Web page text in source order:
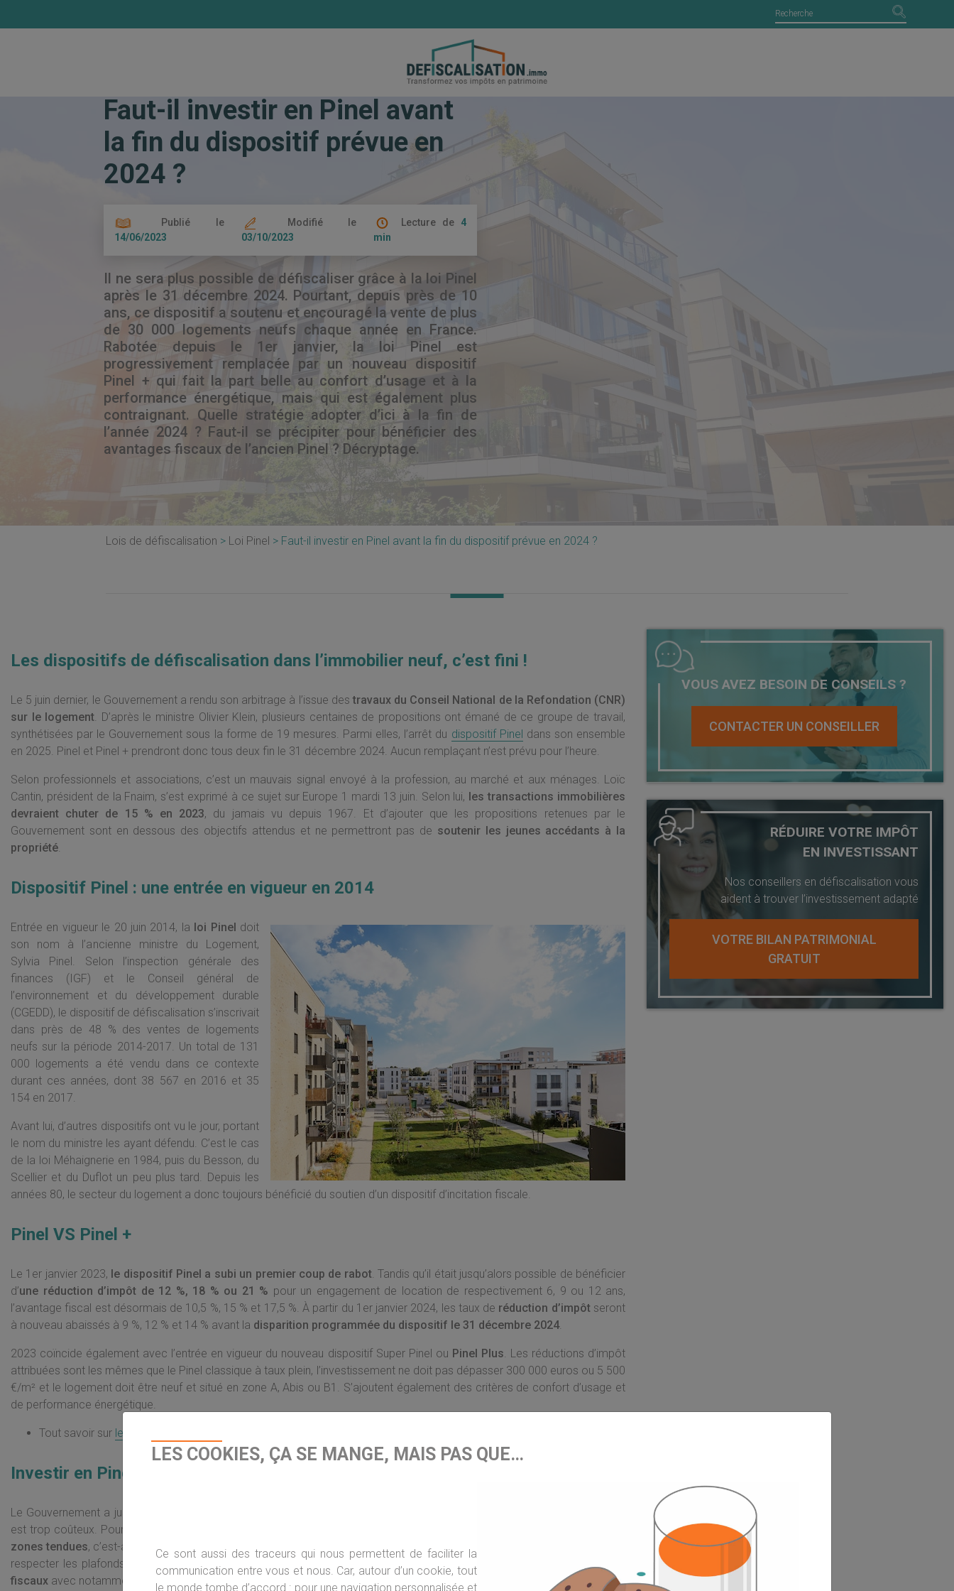
Faut-il investir en Pinel avant la fin du dispositif prévue en 2024 ?
Faut-il investir en Pinel avant
la fin du dispositif prévue en
2024 ?
Publié le
14/06/2023
Modifié le
03/10/2023
Lecture de 4
min
Il ne sera plus possible de défiscaliser grâce à la loi Pinel
après le 31 décembre 2024. Pourtant, depuis près de 10
ans, ce dispositif a soutenu et encouragé la vente de plus
de 30 000 logements neufs chaque année en France.
Rabotée depuis le 1er janvier, la loi Pinel est
progressivement remplacée par un nouveau dispositif
Pinel + qui fait la part belle au confort d’usage et à la
performance énergétique, mais qui est également plus
contraignant. Quelle stratégie adopter d’ici à la fin de
l’année 2024 ? Faut-il se précipiter pour bénéficier des
avantages fiscaux de l’ancien Pinel ? Décryptage.
Lois de défiscalisation Loi Pinel Faut-il investir en Pinel avant la fin du dispositif prévue en 2024 ?
Les dispositifs de défiscalisation dans l’immobilier neuf, c’est fini !
Le 5 juin dernier, le Gouvernement a rendu son arbitrage à l’issue destravaux du Conseil National de la Refondation (CNR)
sur le logement. D’après le ministre Olivier Klein, plusieurs centaines de propositions ont émané de ce groupe de travail,
synthétisées par le Gouvernement sous la forme de 19 mesures. Parmi elles, l’arrêt du dispositif Pinel dans son ensemble
en 2025. Pinel et Pinel + prendront donc tous deux fin le 31 décembre 2024. Aucun remplaçant n’est prévu pour l’heure.
Selon professionnels et associations, c’est un mauvais signal envoyé à la profession, au marché et aux ménages. Loïc
Cantin, président de la Fnaim, s’est exprimé à ce sujet sur Europe 1 mardi 13 juin. Selon lui, les transactions immobilières
devraient chuter de 15 % en 2023, du jamais vu depuis 1967. Et d’ajouter que les propositions retenues par le
Gouvernement sont en dessous des objectifs attendus et ne permettront pas de soutenir les jeunes accédants à la
propriété.
Dispositif Pinel : une entrée en vigueur en 2014
Entrée en vigueur le 20 juin 2014, la loi Pinel doit
son nom à l’ancienne ministre du Logement,
Sylvia Pinel. Selon l’inspection générale des
finances (IGF) et le Conseil général de
l’environnement et du développement durable
(CGEDD), le dispositif de défiscalisation s’inscrivait
dans près de 48 % des ventes de logements
neufs sur la période 2014-2017. Un total de 131
000 logements a été vendu dans ce contexte
durant ces années, dont 38 567 en 2016 et 35
154 en 2017.
Avant lui, d’autres dispositifs ont vu le jour, portant
le nom du ministre les ayant défendu. C’est le cas
de la loi Méhaignerie en 1984, puis du Besson, du
Scellier et du Duflot un peu plus tard. Depuis les
années 80, le secteur du logement a donc toujours bénéficié du soutien d’un dispositif d’incitation fiscale.
Pinel VS Pinel +
Le 1er janvier 2023, le dispositif Pinel a subi un premier coup de rabot. Tandis qu’il était jusqu’alors possible de bénéficier
d’une réduction d’impôt de 12 %, 18 % ou 21 % pour un engagement de location de respectivement 6, 9 ou 12 ans,
l’avantage fiscal est désormais de 10,5 %, 15 % et 17,5 %. À partir du 1er janvier 2024, les taux de réduction d’impôtseront
à nouveau abaissés à 9 %, 12 % et 14 % avant la disparition programmée du dispositif le 31 décembre 2024.
2023 coïncide également avec l’entrée en vigueur du nouveau dispositif Super Pinel ou Pinel Plus. Les réductions d’impôt
attribuées sont les mêmes que le Pinel classique à taux plein, l’investissement ne doit pas dépasser 300 000 euros ou 5 500
€/m² et le logement doit être neuf et situé en zone A, Abis ou B1. S’ajoutent également des critères de confort d’usage et
de performance énergétique.
Tout savoir sur le Pinel Plus
Investir en Pinel : c’est le moment ou jamais
Le Gouvernement a justifié son annonce par le fait que le dispositif Pinel, destiné en premier lieu aux ménages modestes,
est trop coûteux. Pour rappel, ce dispositif permet de
zones tendues, c’est-à-dire où il est parfois difficile de trouver à se loger. En plus des plafonds de loyer, les bailleurs doivent
respecter les plafonds de ressources des locataires. Pour les propriétaires, le Pinel comporte
de nombreux avantages
fiscaux avec notamment une économie d’impôt pouvant aller jusqu’à 63 000 euros
. En raison du zonage imposé, le taux
VOUS AVEZ BESOIN DE CONSEILS ?
CONTACTER UN CONSEILLER
RÉDUIRE VOTRE IMPÔT
EN INVESTISSANT
Nos conseillers en défiscalisation vous
aident à trouver l’investissement adapté
VOTRE BILAN PATRIMONIAL
GRATUIT
LES COOKIES, ÇA SE MANGE, MAIS PAS QUE…
Ce sont aussi des traceurs qui nous permettent de faciliter la
communication entre vous et nous. Car, autour d’un cookie, tout
le monde tombe d’accord : pour une navigation personnalisée et